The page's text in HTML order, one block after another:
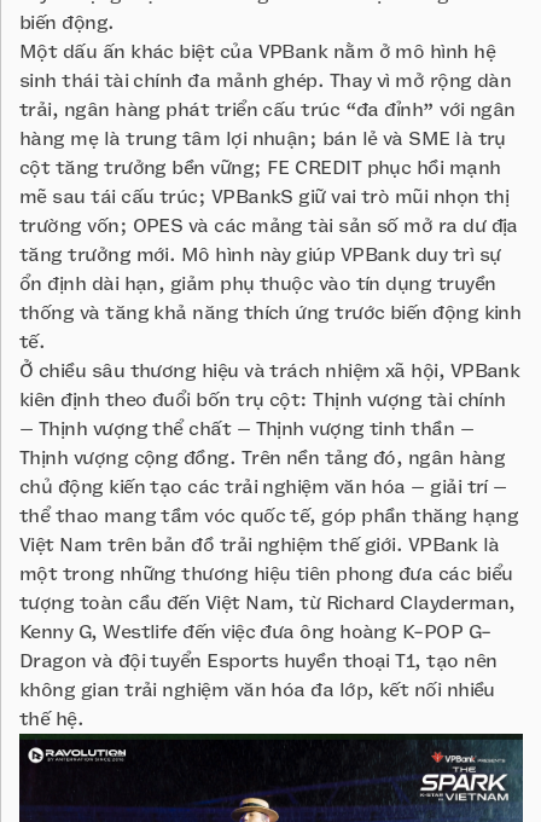
biến động.
Một dấu ấn khác biệt của VPBank nằm ở mô hình hệ
sinh thái tài chính đa mảnh ghép. Thay vì mở rộng dàn
trải, ngân hàng phát triển cấu trúc “đa đỉnh” với ngân
hàng mẹ là trung tâm lợi nhuận; bán lẻ và SME là trụ
cột tăng trưởng bền vững; FE CREDIT phục hồi mạnh
mẽ sau tái cấu trúc; VPBankS giữ vai trò mũi nhọn thị
trường vốn; OPES và các mảng tài sản số mở ra dư địa
tăng trưởng mới. Mô hình này giúp VPBank duy trì sự
ổn định dài hạn, giảm phụ thuộc vào tín dụng truyền
thống và tăng khả năng thích ứng trước biến động kinh
tế.
Ở chiều sâu thương hiệu và trách nhiệm xã hội, VPBank
kiên định theo đuổi bốn trụ cột: Thịnh vượng tài chính
– Thịnh vượng thể chất – Thịnh vượng tinh thần –
Thịnh vượng cộng đồng. Trên nền tảng đó, ngân hàng
chủ động kiến tạo các trải nghiệm văn hóa – giải trí –
thể thao mang tầm vóc quốc tế, góp phần thăng hạng
Việt Nam trên bản đồ trải nghiệm thế giới. VPBank là
một trong những thương hiệu tiên phong đưa các biểu
tượng toàn cầu đến Việt Nam, từ Richard Clayderman,
Kenny G, Westlife đến việc đưa ông hoàng K-POP G-
Dragon và đội tuyển Esports huyền thoại T1, tạo nên
không gian trải nghiệm văn hóa đa lớp, kết nối nhiều
thế hệ.